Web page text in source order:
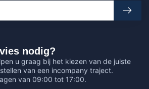
nodig?
u graag bij het kiezen van de juiste
van een incompany traject.
van 09:00 tot 17:00.